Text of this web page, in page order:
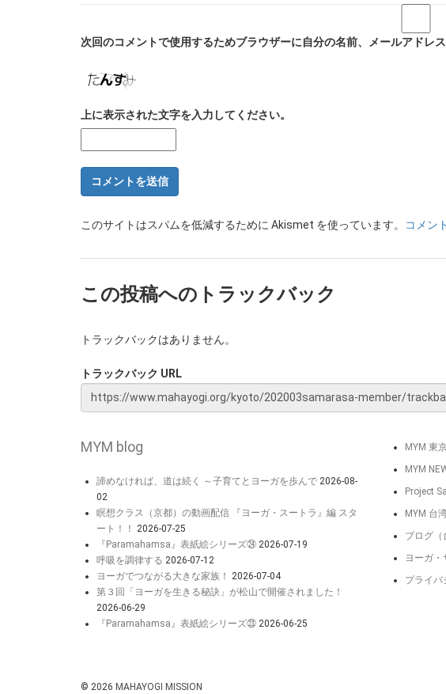
次回のコメントで使用するためブラウザーに自分の名前、メールアドレス
上に表示された文字を入力してください。
このサイトはスパムを低減するために Akismet を使っています。 コメン
この投稿へのトラックバック
トラックバックはありません。
トラックバック URL
MYM blog
諦めなければ、道は続く ～子育てとヨーガを歩んで 2026-08-
02
瞑想クラス（京都）の動画配信 『ヨーガ・スートラ』編 スタ
ート！！
2026-07-25
『Paramahamsa』表紙絵シリーズ㉔ 2026-07-19
呼吸を調律する 2026-07-12
ヨーガでつながる大きな家族！
2026-07-04
第３回「ヨーガを生きる秘訣」が松山で開催されました！
2026-06-29
『Paramahamsa』表紙絵シリーズ㉓ 2026-06-25
MYM 東
MYM
Project
MYM 台
ブログ（
ヨーガ・
プライバ
© 2026 MAHAYOGI MISSION